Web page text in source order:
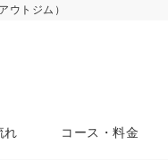
ウトジム）
れ コース・料金